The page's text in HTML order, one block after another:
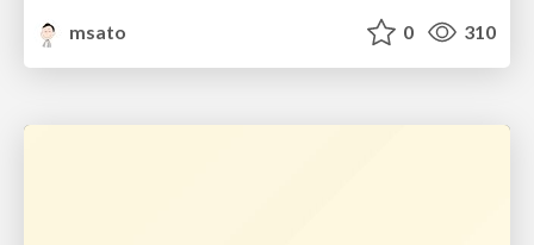
msato
0 310